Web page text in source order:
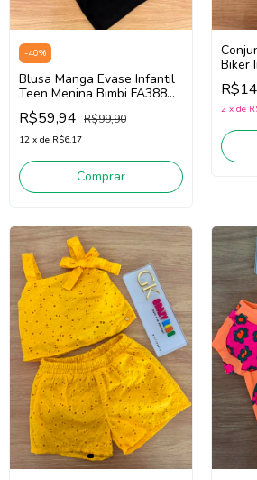
-40%
Blusa Manga Evase Infantil
Teen Menina Bimbi FA388
(Preto)
R$59,94 R$99,90
12 x de R$6,17
Comprar
Biker
2 x de